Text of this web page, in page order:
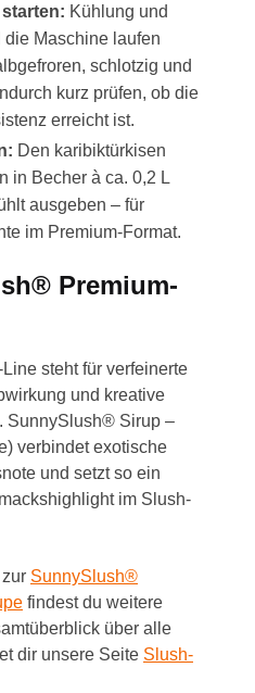
Kühlung und
Maschine laufen
schlotzig und
kurz prüfen, ob die
erreicht ist.
Den karibiktürkisen
in Becher à ca. 0,2 L
ausgeben – für
im Premium-Format.
Premium-
steht für verfeinerte
und kreative
SunnySlush® Sirup –
verbindet exotische
und setzt so ein
im Slush-
SunnySlush®
findest du weitere
über alle
dir unsere Seite Slush-